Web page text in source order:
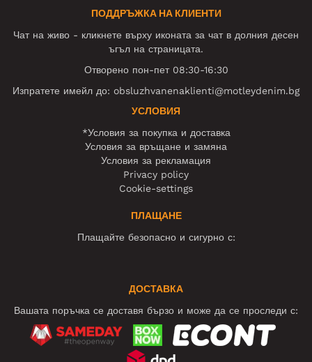
ПОДДРЪЖКА НА КЛИЕНТИ
Чат на живо - кликнете върху иконата за чат в долния десен
ъгъл на страницата.
Отворено пон-пет 08:30-16:30
Изпратете имейл до: obsluzhvanenaklienti@motleydenim.bg
УСЛОВИЯ
*Условия за покупка и доставка
Условия за връщане и замяна
Условия за рекламация
Privacy policy
Cookie-settings
ПЛАЩАНЕ
Плащайте безопасно и сигурно с:
ДОСТАВКА
Вашата поръчка се доставя бързо и може да се проследи с: